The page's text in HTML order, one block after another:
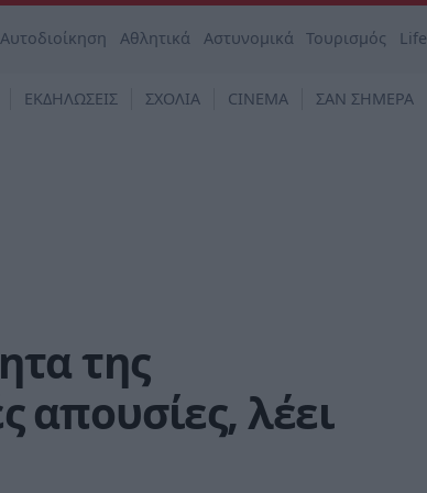
Αυτοδιοίκηση Αθλητικά Αστυνομικά Τουρισμός Life
ΕΚΔΗΛΩΣΕΙΣ ΣΧΟΛΙΑ CINEMA ΣΑΝ ΣΗΜΕΡΑ
της
απουσίες, λέει